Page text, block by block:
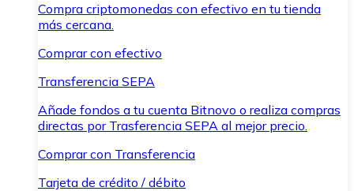
Compra criptomonedas con efectivo en tu tienda
más cercana.
Comprar con efectivo
Transferencia SEPA
Añade fondos a tu cuenta Bitnovo o realiza compras
directas por Trasferencia SEPA al mejor precio.
Comprar con Transferencia
Tarjeta de crédito / débito